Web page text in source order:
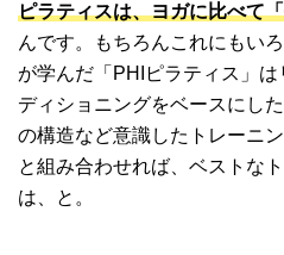
ピラティスは、ヨガに比べて
んです。もちろんこれにもい
が学んだ「PHIピラティス」
ディショニングをベースにし
の構造など意識したトレーニ
と組み合わせれば、ベストな
は、と。